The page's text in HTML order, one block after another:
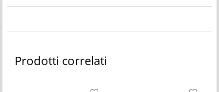
Prodotti correlati